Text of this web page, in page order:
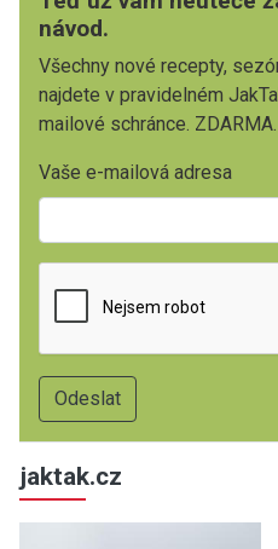
návod.
Všechny nové recepty,
najdete v pravidelném
mailové schránce. ZDARMA.
Vaše e-mailová adresa
jaktak.cz